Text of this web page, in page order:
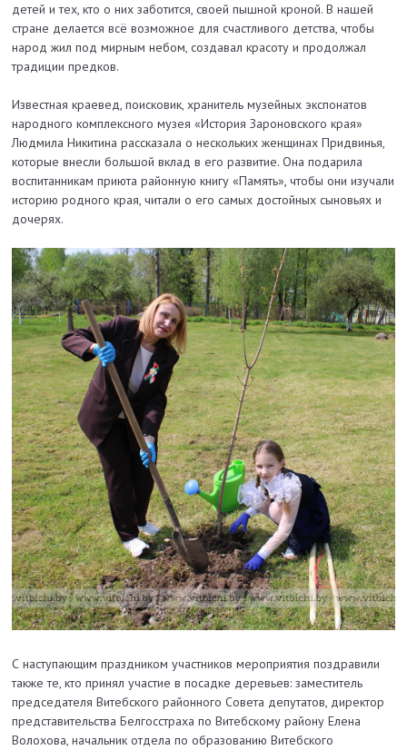
детей и тех, кто о них заботится, своей пышной кроной. В нашей
стране делается всё возможное для счастливого детства, чтобы
народ жил под мирным небом, создавал красоту и продолжал
традиции предков.
Известная краевед, поисковик, хранитель музейных экспонатов
народного комплексного музея «История Зароновского края»
Людмила Никитина рассказала о нескольких женщинах Придвинья,
которые внесли большой вклад в его развитие. Она подарила
воспитанникам приюта районную книгу «Память», чтобы они изучали
историю родного края, читали о его самых достойных сыновьях и
дочерях.
С наступающим праздником участников мероприятия поздравили
также те, кто принял участие в посадке деревьев: заместитель
председателя Витебского районного Совета депутатов, директор
представительства Белгосстраха по Витебскому району Елена
Волохова, начальник отдела по образованию Витебского